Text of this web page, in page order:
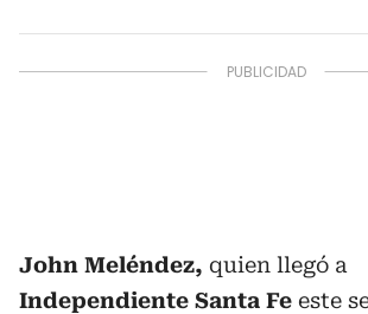
John Meléndez, quien llegó a
Independiente Santa Fe este